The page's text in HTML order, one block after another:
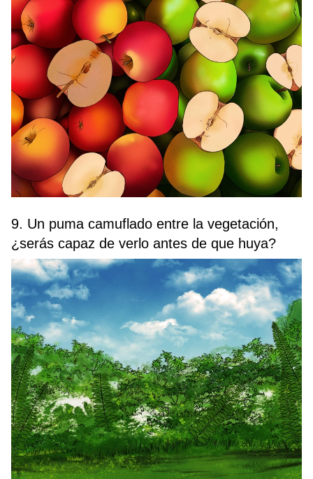
9. Un puma camuflado entre la vegetación,
¿serás capaz de verlo antes de que huya?